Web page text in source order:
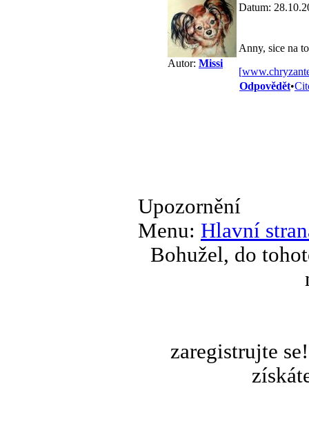
Autor: Missi
Datum:
Anny, sice na
[
Odpovědět•
Upozornění
Menu: Hlavní
Bohužel, do
zaregistrujte